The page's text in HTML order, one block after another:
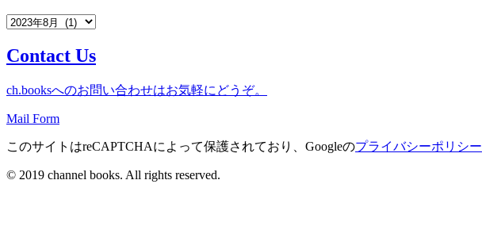
Contact Us
ch.booksへのお問い合わせはお気軽にどうぞ。
Mail Form
このサイトはreCAPTCHAによって保護されており、Googleのプライバシーポリシー
© 2019 channel books. All rights reserved.